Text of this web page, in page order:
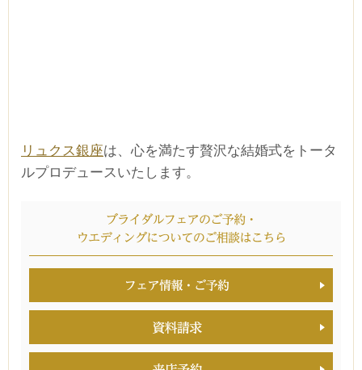
リュクス銀座は、心を満たす贅沢な結婚式をトータ
ルプロデュースいたします。